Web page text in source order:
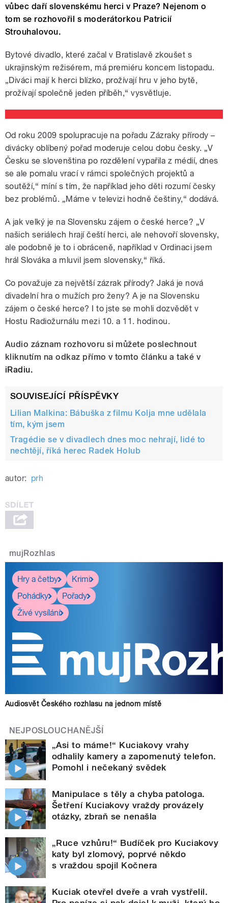
vůbec daří slovenskému herci v Praze? Nejenom o
tom se rozhovořil s moderátorkou Patricií
Strouhalovou.
Bytové divadlo, které začal v Bratislavě zkoušet s
ukrajinským režisérem, má premiéru koncem listopadu.
„Diváci mají k herci blízko, prožívají hru v jeho bytě,
prožívají společně jeden příběh,“ vysvětluje.
Od roku 2009 spolupracuje na pořadu Zázraky přírody –
divácky oblíbený pořad moderuje celou dobu česky. „V
Česku se slovenština po rozdělení vypařila z médií, dnes
se ale pomalu vrací v rámci společných projektů a
soutěží,“ míní s tím, že například jeho děti rozumí česky
bez problémů. „Máme v televizi hodně češtiny,“ dodává.
A jak velký je na Slovensku zájem o české herce? „V
našich seriálech hrají čeští herci, ale nehovoří slovensky,
ale podobně je to i obráceně, například v Ordinaci jsem
hrál Slováka a mluvil jsem slovensky,“ říká.
Co považuje za největší zázrak přírody? Jaká je nová
divadelní hra o mužích pro ženy? A je na Slovensku
zájem o české herce? I to jste se mohli dozvědět v
Hostu Radiožurnálu mezi 10. a 11. hodinou.
Audio záznam rozhovoru si můžete poslechnout
kliknutím na odkaz přímo v tomto článku a také v
iRadiu.
SOUVISEJÍCÍ PŘÍSPĚVKY
Lilian Malkina: Bábuška z filmu Kolja mne udělala
tím, kým jsem
Tragédie se v divadlech dnes moc nehrají, lidé to
nechtějí, říká herec Radek Holub
autor: prh
mujRozhlas
Hry a četby
Krimi
Pohádky
Pořady
Živé vysílání
Audiosvět Českého rozhlasu na jednom místě
NEJPOSLOUCHANĚJŠÍ
„Asi to máme!“ Kuciakovy vrahy
odhalily kamery a zapomenutý telefon.
Pomohl i nečekaný svědek
Manipulace s těly a chyba patologa.
Šetření Kuciakovy vraždy provázely
otázky, zbraň se nenašla
„Ruce vzhůru!“ Budíček pro Kuciakovy
katy byl zlomový, poprvé někdo
s vraždou spojil Kočnera
Kuciak otevřel dveře a vrah vystřelil.